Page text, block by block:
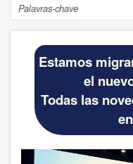
Buscar
principal
INICIO
DOCUMENTOS BÁSICOS
Official materials
Estamos
el
Todas las